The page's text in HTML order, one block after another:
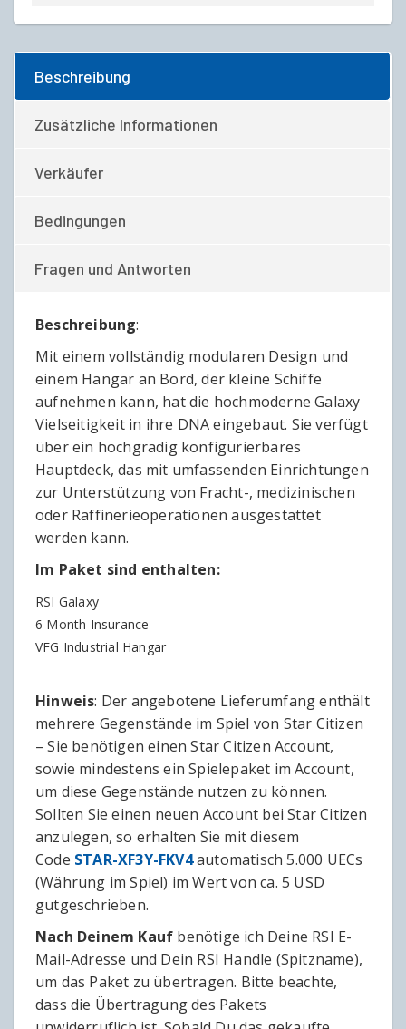
Beschreibung
Zusätzliche Informationen
Verkäufer
Bedingungen
Fragen und Antworten
Beschreibung:
Mit einem vollständig modularen Design und
einem Hangar an Bord, der kleine Schiffe
aufnehmen kann, hat die hochmoderne Galaxy
Vielseitigkeit in ihre DNA eingebaut. Sie verfügt
über ein hochgradig konfigurierbares
Hauptdeck, das mit umfassenden Einrichtungen
zur Unterstützung von Fracht-, medizinischen
oder Raffinerieoperationen ausgestattet
werden kann.
Im Paket sind enthalten:
RSI Galaxy
6 Month Insurance
VFG Industrial Hangar
Hinweis: Der angebotene Lieferumfang enthält
mehrere Gegenstände im Spiel von Star Citizen
– Sie benötigen einen Star Citizen Account,
sowie mindestens ein Spielepaket im Account,
um diese Gegenstände nutzen zu können.
Sollten Sie einen neuen Account bei Star Citizen
anzulegen, so erhalten Sie mit diesem
Code STAR-XF3Y-FKV4automatisch 5.000 UECs
(Währung im Spiel) im Wert von ca. 5 USD
gutgeschrieben.
Nach Deinem Kauf benötige ich Deine RSI E-
Mail-Adresse und Dein RSI Handle (Spitzname),
um das Paket zu übertragen. Bitte beachte,
dass die Übertragung des Pakets